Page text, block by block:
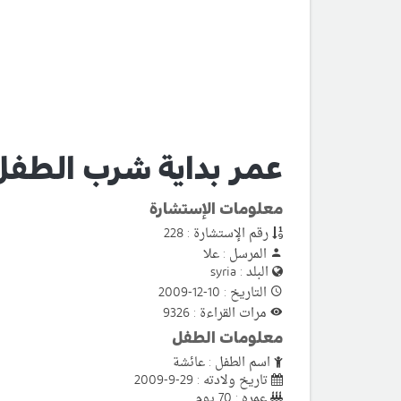
عمر بداية شرب
معلومات الإستشارة
رقم الإستشارة : 228
المرسل : علا
البلد : syria
التاريخ : 10-12-2009
مرات القراءة : 9326
معلومات الطفل
اسم الطفل : عائشة
تاريخ ولادته : 29-9-2009